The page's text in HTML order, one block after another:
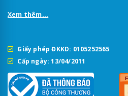
Xem thêm...
Giấy phép ĐKKD: 0105252565
Cấp ngày: 13/04/2011